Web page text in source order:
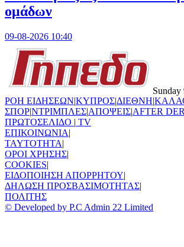
ομάδων
09-08-2026 10:40
Sunday
ΡΟΗ ΕΙΔΗΣΕΩΝ|ΚΥΠΡΟΣ|ΔΙΕΘΝΗ|
ΣΠΟΡ|ΝΤΡΙΜΠΛΕΣ|ΑΠΟΨΕΙΣ|AFTER
ΠΡΩΤΟΣΕΛΙΔΟ | TV
ΕΠΙΚΟΙΝΩΝΙΑ|
TAYTOTHTA|
ΟΡΟΙ ΧΡΗΣΗΣ|
COOKIES|
ΕΙΔΟΠΟΙΗΣΗ ΑΠΟΡΡΗΤΟΥ|
ΔΗΛΩΣΗ ΠΡΟΣΒΑΣΙΜΟΤΗΤΑΣ|
ΠΟΛΙΤΗΣ
© Developed by P.C Admin 22 Limited